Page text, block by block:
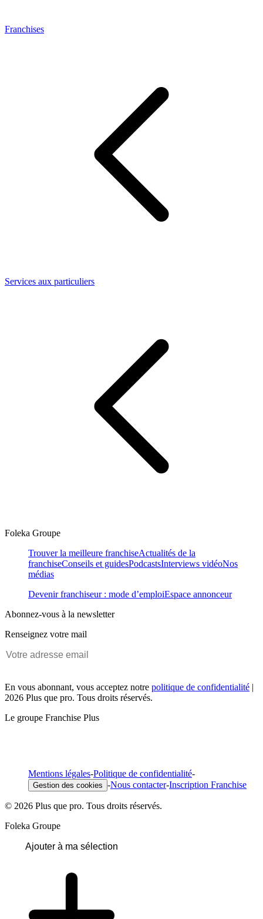
Franchises
Services aux particuliers
Foleka Groupe
Trouver la meilleure franchiseActualités de la
franchiseConseils et guidesPodcastsInterviews vidéoNos
médias
Devenir franchiseur : mode d’emploiEspace annonceur
Abonnez-vous à la newsletter
Renseignez votre mail
En vous abonnant, vous acceptez notre politique de confidentialité |
2026 Plus que pro. Tous droits réservés.
Le groupe Franchise Plus
Mentions légales-Politique de confidentialité-
Gestion des cookies -Nous contacter-Inscription Franchise
© 2026 Plus que pro. Tous droits réservés.
Foleka Groupe
Ajouter à ma sélection